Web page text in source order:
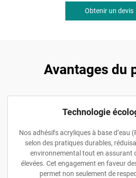
Obtenir un devis
Avantages du
Technologie
Nos adhésifs acryliques à base d’eau
selon des pratiques durables,
environnemental tout en assurant
élevées. Cet engagement en faveur
permet non seulement de